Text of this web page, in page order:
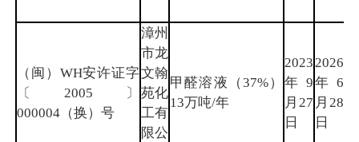
（闽）WH安许证字
〔2005〕
000004（换）号
漳州
市龙
文翰
苑化
工有
限公
甲醛溶液（37%）
13万吨/年
2023
年9
月27
日
2026
年6
月28
日